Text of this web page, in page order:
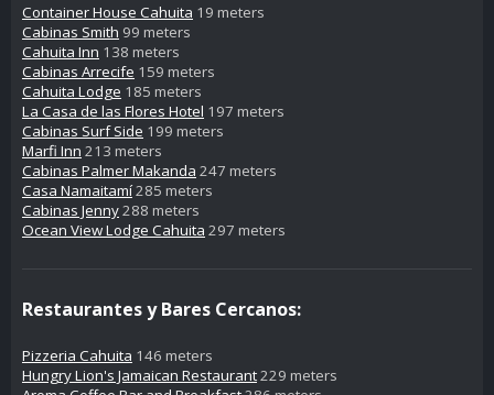
Container House Cahuita 19 meters
Cabinas Smith 99 meters
Cahuita Inn 138 meters
Cabinas Arrecife 159 meters
Cahuita Lodge 185 meters
La Casa de las Flores Hotel 197 meters
Cabinas Surf Side 199 meters
Marfi Inn 213 meters
Cabinas Palmer Makanda 247 meters
Casa Namaitamí285 meters
Cabinas Jenny288 meters
Ocean View Lodge Cahuita 297 meters
Restaurantes y Bares Cercanos:
Pizzeria Cahuita 146 meters
Hungry Lion's Jamaican Restaurant229 meters